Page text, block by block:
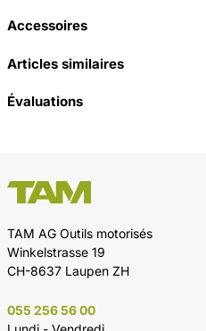
Accessoires
Articles similaires
Évaluations
TAM AG Outils motorisés
Winkelstrasse 19
CH-8637 Laupen ZH
055 256 56 00